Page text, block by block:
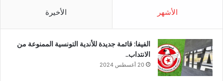
الأشهر الأخيرة
الفيفا: قائمة جديدة للأندية التونسية الممنوعة من
الانتداب..
20 أغسطس 2024